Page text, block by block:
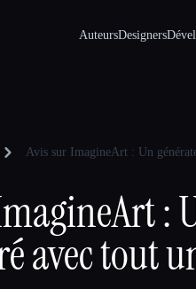
AuteursDesigners
Avis sur ImagineArt : Un
:
avec tout